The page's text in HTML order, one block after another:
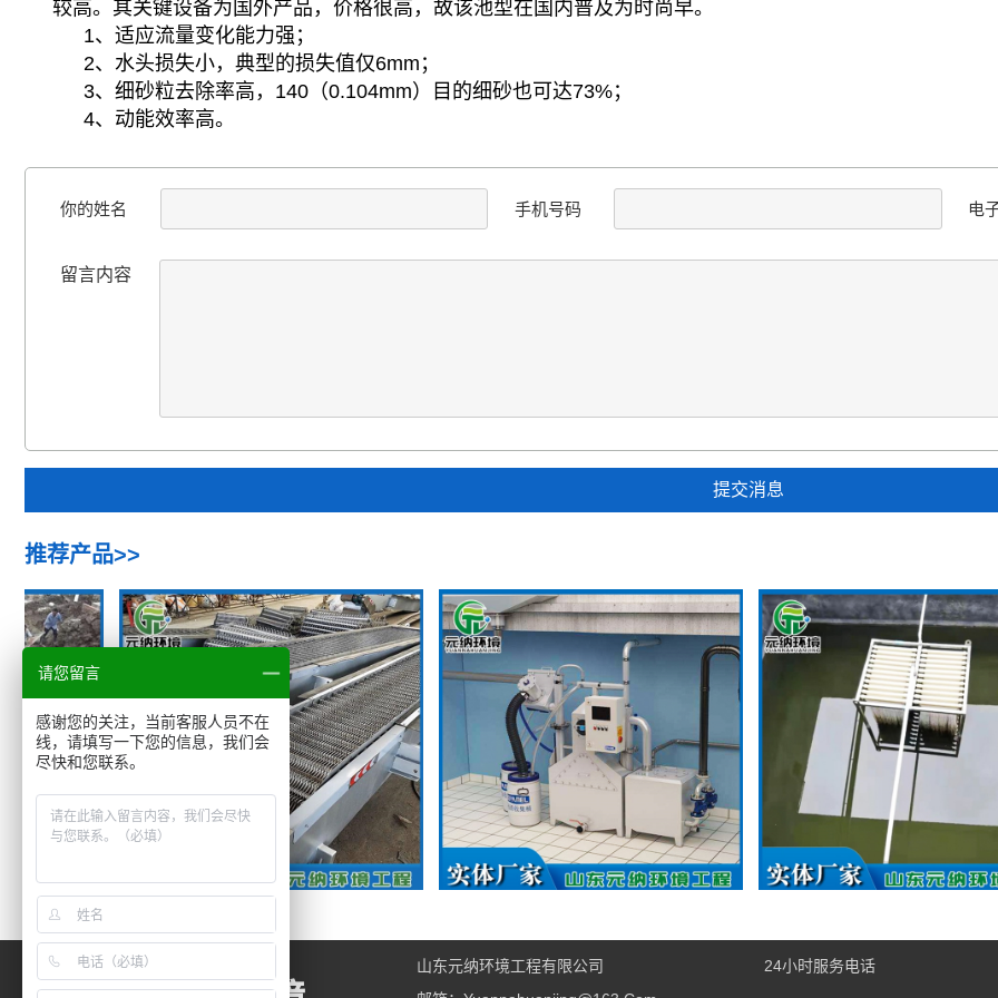
较高。其关键设备为国外产品，价格很高，故该池型在国内普及为时尚早。
1、适应流量变化能力强；
2、水头损失小，典型的损失值仅6mm；
3、细砂粒去除率高，140（0.104mm）目的细砂也可达73%；
4、动能效率高。
你的姓名 手机号码 电
留言内容
推荐产品>>
山东元纳环境工程有限公司
24小时服务电话
请您留言
感谢您的关注，当前客服人员不在
线，请填写一下您的信息，我们会
尽快和您联系。